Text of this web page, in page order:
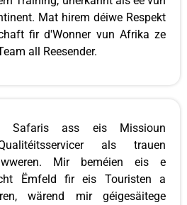
Mat hirem déiwe Respekt
fir d'Wonner vun Afrika ze
all Reesender.
Safaris ass eis Missioun
als trauen
Mir beméien eis e
Ëmfeld fir eis Touristen a
wärend mir géigesäitege